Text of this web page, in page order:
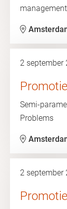
2 september
Semi-
Problems
2 september